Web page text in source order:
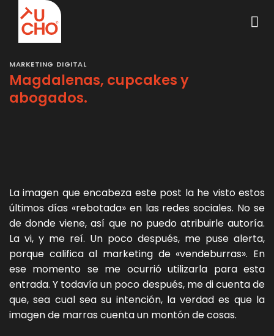
Saltar
contenido
MARKETING DIGITAL
Magdalenas, cupcakes y
abogados.
La imagen que encabeza este post la he visto estos
últimos días «rebotada» en las redes sociales. No se
de donde viene, así que no puedo atribuirle autoría.
La vi, y me reí. Un poco después, me puse alerta,
porque califica al marketing de «vendeburras». En
ese momento se me ocurrió utilizarla para esta
entrada. Y todavía un poco después, me di cuenta de
que, sea cual sea su intención, la verdad es que la
imagen de marras cuenta un montón de cosas.